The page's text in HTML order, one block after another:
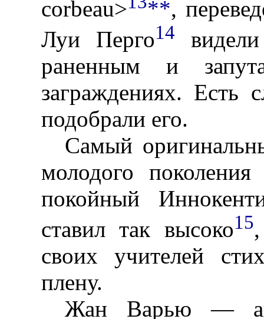
corbeau> **,
Луи Перго14
раненным и
заграждениях. Есть
подобрали его.
Самый
молодого
покойный
ставил так высоко15
своих учителей
плену.
Жан Варью —